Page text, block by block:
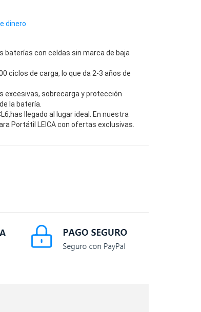
dinero
baterías con celdas sin marca de baja
ciclos de carga, lo que da 2-3 años de
excesivas, sobrecarga y protección
la batería.
llegado al lugar ideal. En nuestra
Portátil LEICA con ofertas exclusivas.